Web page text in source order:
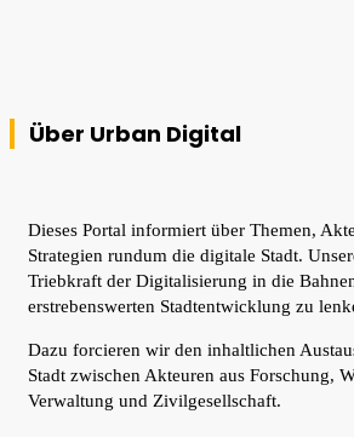
Über Urban Digital
Dieses Portal informiert über Themen,
Strategien rundum die digitale Stadt.
Triebkraft der Digitalisierung in die
erstrebenswerten Stadtentwicklung zu
Dazu forcieren wir den inhaltlichen
Stadt zwischen Akteuren aus Forschung,
Verwaltung und Zivilgesellschaft.